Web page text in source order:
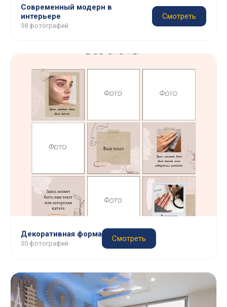
Современный модерн в
интерьере
38 фотографий
Смотреть
Декоративная форма
30 фотографий
Смотреть